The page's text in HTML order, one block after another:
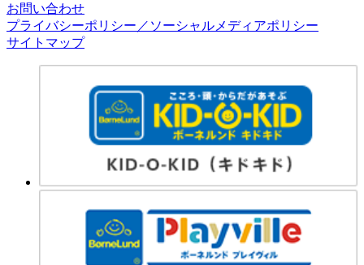
お問い合わせ
プライバシーポリシー／ソーシャルメディアポリシー
サイトマップ